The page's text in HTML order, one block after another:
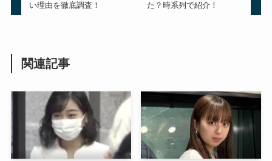
い理由を徹底調査！
た？時系列で紹介！
関連記事